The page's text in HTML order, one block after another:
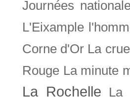
Journées
L'Eixample
Corne d'Or La crue
Rouge La minute
La Rochelle
La